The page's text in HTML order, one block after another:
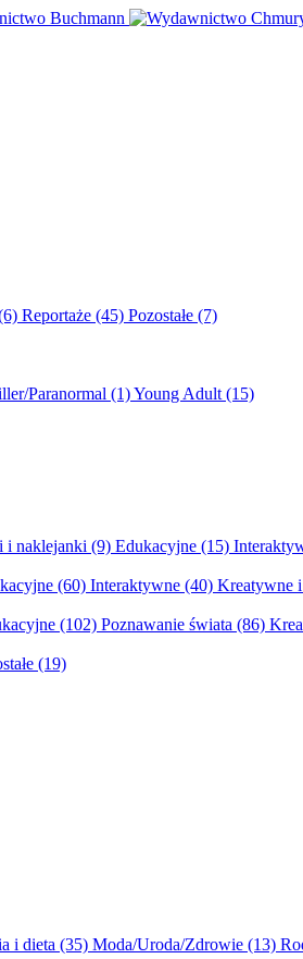
Reportaże (45) Pozostałe (7)
Paranormal (1)Young Adult (15)
i naklejanki (9) Edukacyjne (15)
(60) Interaktywne (40) Kreatywne
(102) Poznawanie świata (86)
(19)
i dieta (35) Moda/Uroda/Zdrowie (13)